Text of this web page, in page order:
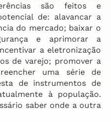
são feitos e
de: alavancar a
do mercado; baixar o
e aprimorar a
a eletronização
de varejo; promover a
uma série de
de instrumentos de
à população.
saber onde a outra